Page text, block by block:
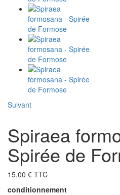
Suivant
Spiraea
Spirée de
15,00 € TTC
conditionnement